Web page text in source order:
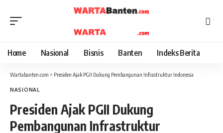
Home Nasional Bisnis Banten Indeks Berita
Wartabanten.com > Presiden Ajak PGII Dukung Pembangunan Infrastruktur Indonesia
NASIONAL
Presiden Ajak PGII Dukung
Pembangunan Infrastruktur